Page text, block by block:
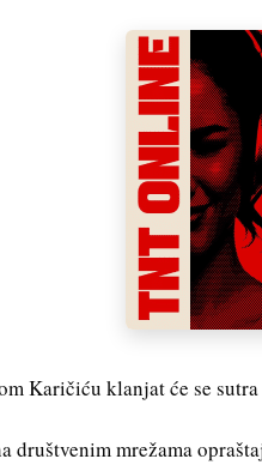
Karičiću klanjat će se
društvenim mrežama